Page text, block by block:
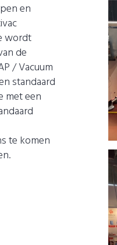
en
wordt
de
/ Vacuum
standaard
met een
te komen